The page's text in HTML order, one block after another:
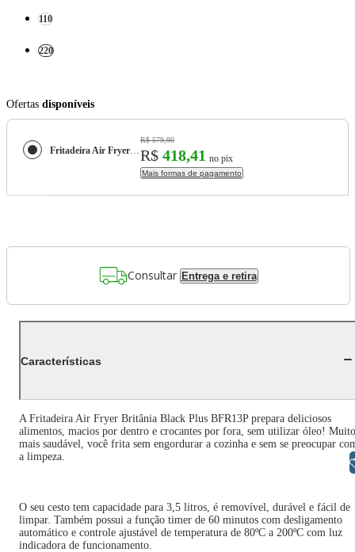
110
220
Ofertas disponíveis
Fritadeira Air Fryer Britânia 4.5L Black Plus 1500W BFR13P
R$ 579,90
R$ 418,41 no pix
Mais formas de pagamento
Consultar Entrega e retira
Características
A Fritadeira Air Fryer Britânia Black Plus BFR13P prepara deliciosos
alimentos, macios por dentro e crocantes por fora, sem utilizar óleo! Muito
mais saudável, você frita sem engordurar a cozinha e sem se preocupar
a limpeza.
O seu cesto tem capacidade para 3,5 litros, é removível, durável e fácil de
limpar. Também possui a função timer de 60 minutos com desligamento
automático e controle ajustável de temperatura de 80ºC a 200ºC com luz
indicadora de funcionamento.